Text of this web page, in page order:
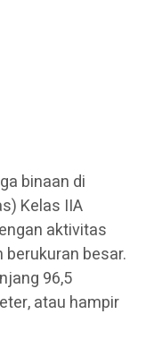
binaan di
Kelas IIA
aktivitas
berukuran besar.
96,5
atau hampir